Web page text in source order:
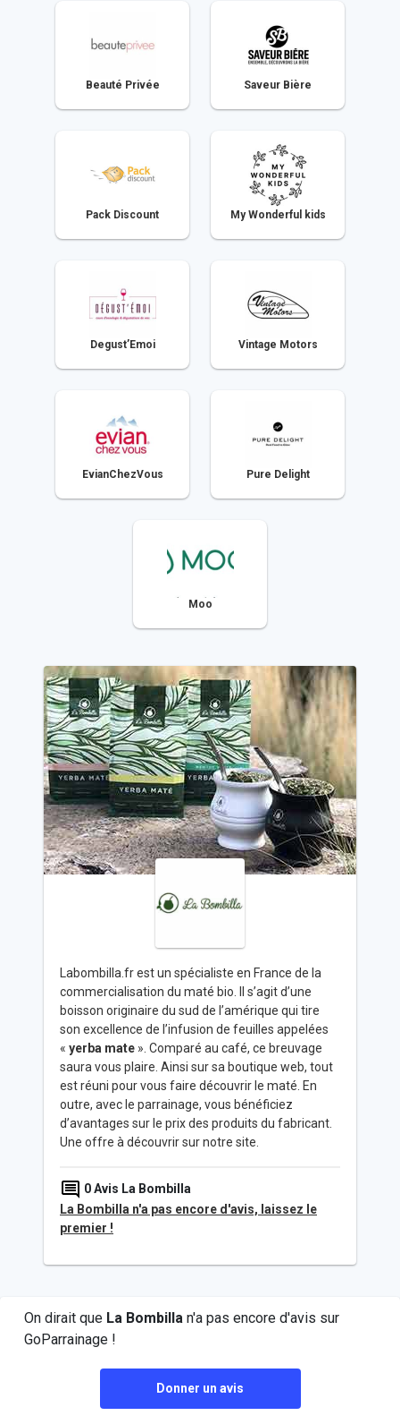
Labombilla.fr est un spécialiste en France de la
commercialisation du maté bio. Il s’agit d’une
boisson originaire du sud de l’amérique qui tire
son excellence de l’infusion de feuilles appelées
« yerba mate ». Comparé au café, ce breuvage
saura vous plaire. Ainsi sur sa boutique web, tout
est réuni pour vous faire découvrir le maté. En
outre, avec le parrainage, vous bénéficiez
d’avantages sur le prix des produits du fabricant.
Une offre à découvrir sur notre site.
0Avis La Bombilla
La Bombilla n'a pas encore d'avis, laissez le
premier !
Beauté Privée Saveur Bière
Pack Discount My Wonderful kids
Degust’Emoi Vintage Motors
EvianChezVous Pure Delight
Moo
On dirait que La Bombilla n'a pas encore d'avis sur
GoParrainage !
Donner un avis